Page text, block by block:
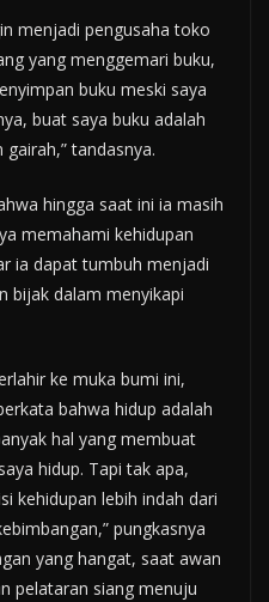
menjadi pengusaha toko
yang menggemari buku,
buku meski saya
buat saya buku adalah
tandasnya.
hingga saat ini ia masih
memahami kehidupan
ia dapat tumbuh menjadi
bijak dalam menyikapi
ke muka bumi ini,
bahwa hidup adalah
hal yang membuat
hidup. Tapi tak apa,
kehidupan lebih indah dari
pungkasnya
yang hangat, saat awan
pelataran siang menuju